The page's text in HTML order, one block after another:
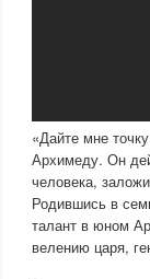
«Дайте мне
Архимеду. Он
человека,
Родившись в
талант в юном
велению царя,